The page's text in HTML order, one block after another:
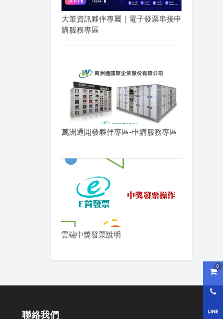
購
0
大筆資訊夥伴專屬｜電子發票串接申
購服務專區
萬洲通開發夥伴專區-申購服務專區
雲端中獎發票說明
聯絡我們